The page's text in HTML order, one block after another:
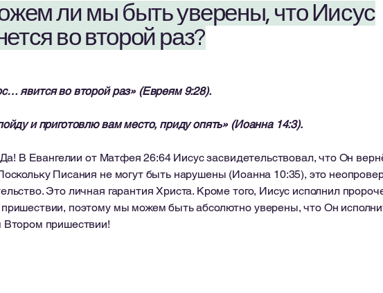
ли мы быть уверены, что Иисус
во второй раз?
явится во второй раз» (Евреям 9:28).
и приготовлю вам место, приду опять» (Иоанна 14:3).
В Евангелии от Матфея 26:64 Иисус засвидетельствовал, что Он
Писания не могут быть нарушены (Иоанна 10:35), это
Это личная гарантия Христа. Кроме того, Иисус исполнил
поэтому мы можем быть абсолютно уверены, что Он
пришествии!